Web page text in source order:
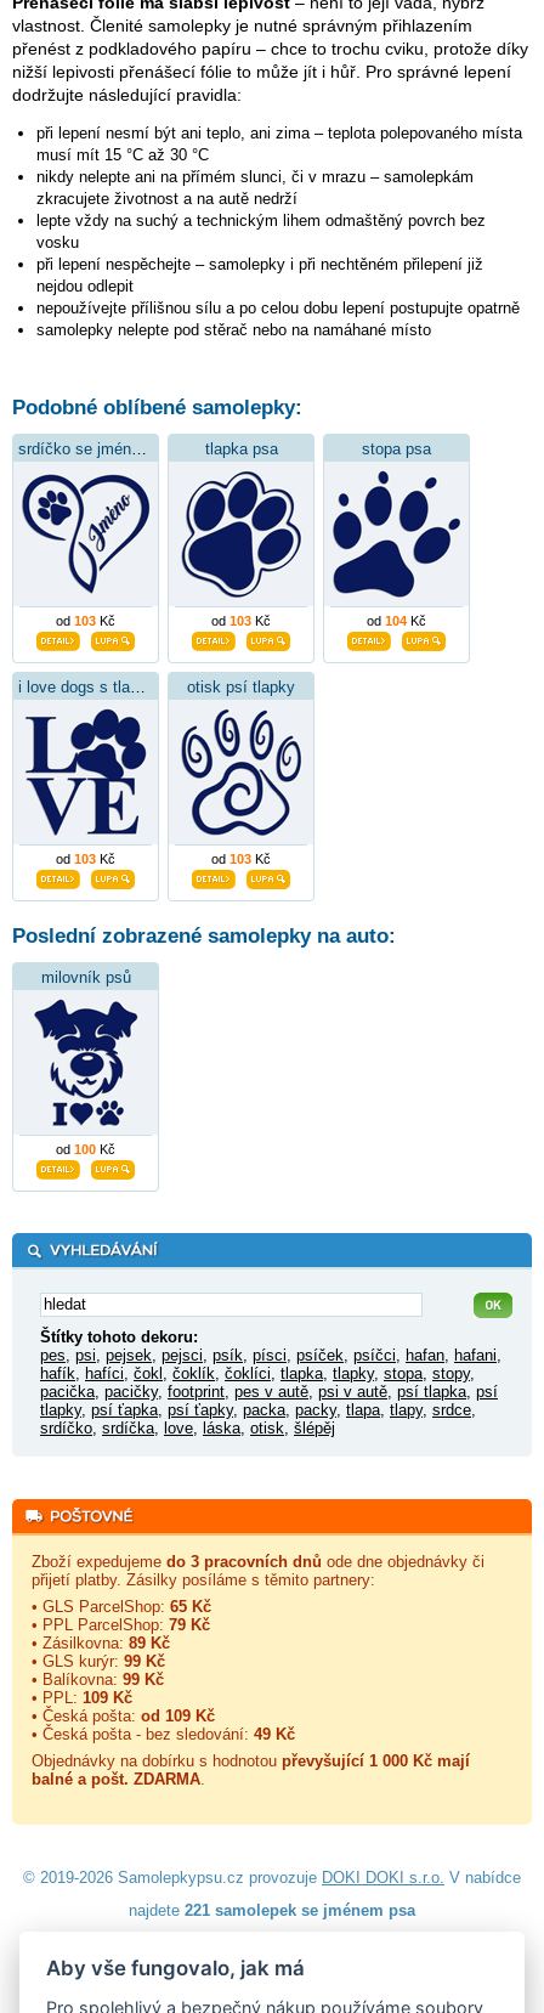
vlastnost. Členité samolepky je nutné správným přihlazením
přenést z podkladového papíru – chce to trochu cviku, protože díky
nižší lepivosti přenášecí fólie to může jít i hůř. Pro správné lepení
dodržujte následující pravidla:
při lepení nesmí být ani teplo, ani zima – teplota polepovaného místa
musí mít 15 °C až 30 °C
nikdy nelepte ani na přímém slunci, či v mrazu – samolepkám
zkracujete životnost a na autě nedrží
lepte vždy na suchý a technickým lihem odmaštěný povrch bez
vosku
při lepení nespěchejte – samolepky i při nechtěném přilepení již
nejdou odlepit
nepoužívejte přílišnou sílu a po celou dobu lepení postupujte opatrně
samolepky nelepte pod stěrač nebo na namáhané místo
Podobné oblíbené samolepky:
od 103 Kč
tlapka psa
od 103 Kč
stopa psa
od 104 Kč
od 103 Kč
otisk psí tlapky
od 103 Kč
Poslední zobrazené samolepky na auto:
milovník psů
od 100 Kč
Štítky tohoto dekoru:
pes psi pejsek pejsci psík písci psíček psíčci hafan hafani
hafík hafíci čokl čoklík čoklíci tlapka tlapky, stopa stopy,
pacička pacičky, footprint pes v autě psi v autě psí tlapka psí
tlapky, psí ťapka psí ťapky, packa packy, tlapa tlapy, srdce
srdíčko srdíčka love láska otisk šlépěj
Zboží expedujeme do 3 pracovních dnů ode dne objednávky či
přijetí platby. Zásilky posíláme s těmito partnery:
• GLS ParcelShop: 65 Kč
• PPL ParcelShop: 79 Kč
• Zásilkovna: 89 Kč
• GLS kurýr: 99 Kč
• Balíkovna: 99 Kč
• PPL: 109 Kč
• Česká pošta: od 109 Kč
• Česká pošta - bez sledování: 49 Kč
Objednávky na dobírku s hodnotou převyšující 1 000 Kč mají
balné a pošt. ZDARMA
© 2019-2026 Samolepkypsu.cz provozuje DOKI DOKI s.r.o. V nabídce
najdete 221 samolepek se jménem psa
Návod k lepení|Návod na odstranění samolepek
podmínky|Ochrana osobních údajů Cookies |Reklamační řád
Aby vše fungovalo, jak má
Pro spolehlivý a bezpečný nákup používáme soubory